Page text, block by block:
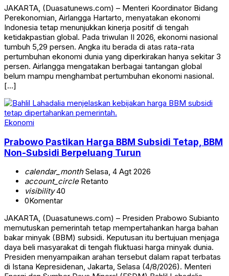
JAKARTA, (Duasatunews.com) – Menteri Koordinator Bidang
Perekonomian, Airlangga Hartarto, menyatakan ekonomi
Indonesia tetap menunjukkan kinerja positif di tengah
ketidakpastian global. Pada triwulan II 2026, ekonomi nasional
tumbuh 5,29 persen. Angka itu berada di atas rata-rata
pertumbuhan ekonomi dunia yang diperkirakan hanya sekitar 3
persen. Airlangga mengatakan berbagai tantangan global
belum mampu menghambat pertumbuhan ekonomi nasional.
[…]
Ekonomi
Prabowo Pastikan Harga BBM Subsidi Tetap, BBM
Non-Subsidi Berpeluang Turun
calendar_monthSelasa, 4 Agt 2026
account_circleRetanto
visibility40
0Komentar
JAKARTA, (Duasatunews.com) – Presiden Prabowo Subianto
memutuskan pemerintah tetap mempertahankan harga bahan
bakar minyak (BBM) subsidi. Keputusan itu bertujuan menjaga
daya beli masyarakat di tengah fluktuasi harga minyak dunia.
Presiden menyampaikan arahan tersebut dalam rapat terbatas
di Istana Kepresidenan, Jakarta, Selasa (4/8/2026). Menteri